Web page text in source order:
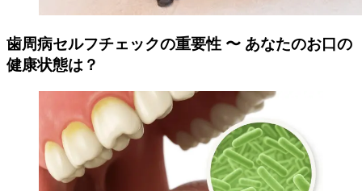
歯周病セルフチェックの重要性 〜 あなたのお口の
健康状態は？